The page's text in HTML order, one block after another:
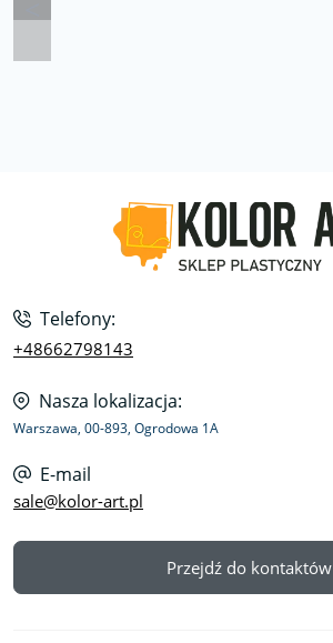
Telefony:
+48662798143
Nasza lokalizacja:
Warszawa, 00-893, Ogrodowa 1A
E-mail
sale@kolor-art.pl
Przejdź do kontaktów